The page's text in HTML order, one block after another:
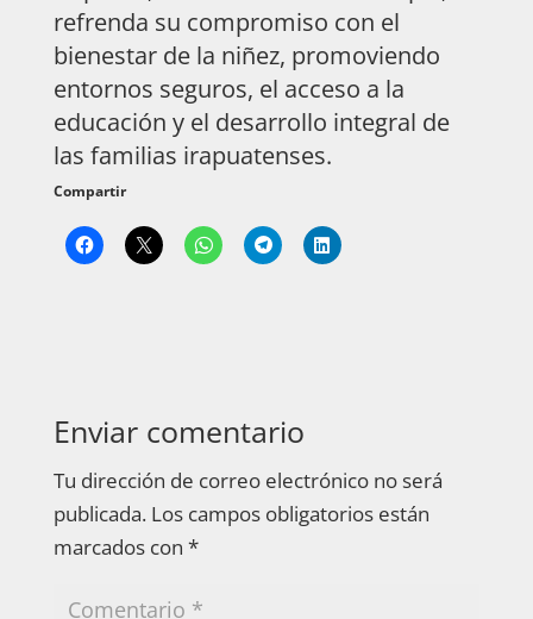
refrenda su compromiso con el
bienestar de la niñez, promoviendo
entornos seguros, el acceso a la
educación y el desarrollo integral de
las familias irapuatenses.
Compartir
Enviar comentario
Tu dirección de correo electrónico no será
publicada. Los campos obligatorios están
marcados con *